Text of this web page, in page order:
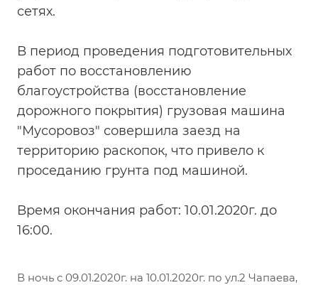
сетях.
В период проведения подготовительных
работ по восстановлению
благоустройства (восстановление
дорожного покрытия) грузовая машина
"Мусоровоз" совершила заезд на
территорию раскопок, что привело к
проседанию грунта под машиной.
Время окончания работ: 10.01.2020г. до
16:00.
В ночь с 09.01.2020г. на 10.01.2020г. по ул.2 Чапаева,